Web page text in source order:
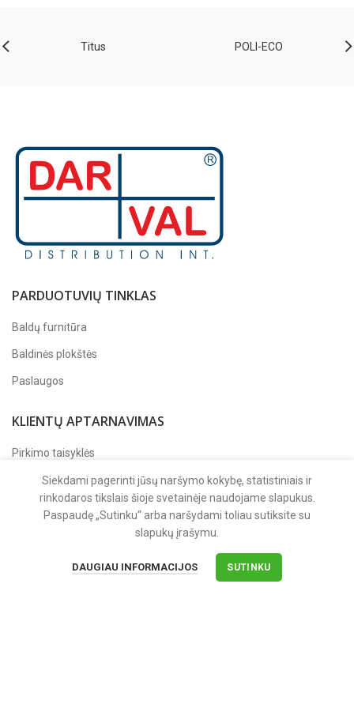
Titus POLI-ECO
PARDUOTUVIŲ TINKLAS
Baldų furnitūra
Baldinės plokštės
Paslaugos
KLIENTŲ APTARNAVIMAS
Pirkimo taisyklės
Apmokėjimas
Pristatymas
Siekdami pagerinti jūsų naršymo kokybę, statistiniais ir
rinkodaros tikslais šioje svetainėje naudojame slapukus.
Paspaudę „Sutinku“ arba naršydami toliau sutiksite su
slapukų įrašymu.
DAUGIAU INFORMACIJOS SUTINKU